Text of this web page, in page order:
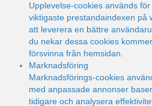
Upplevelse-cookies används
viktigaste prestandaindexen på
att leverera en bättre
du nekar dessa cookies
försvinna från hemsidan.
Marknadsföring
Marknadsförings-cookies
med anpassade annonser
tidigare och analysera